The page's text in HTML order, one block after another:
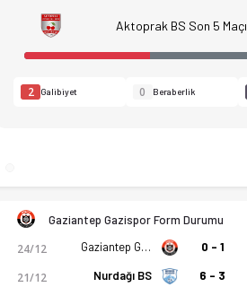
Aktoprak BS Son 5 Maçı
2 Galibiyet 0 Beraberlik
Gaziantep Gazispor Form Durumu
24/12 Gaziantep Gazispor 0 - 1
21/12 Nurdağı BS 6 - 3